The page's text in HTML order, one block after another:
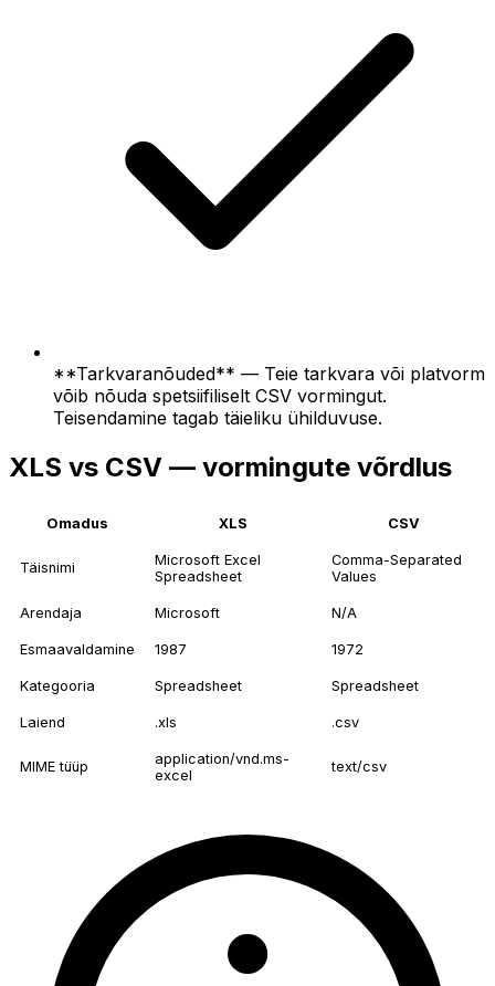
**Tarkvaranõuded** — Teie tarkvara või platvorm
võib nõuda spetsiifiliselt CSV vormingut.
Teisendamine tagab täieliku ühilduvuse.
XLS vs CSV — vormingute võrdlus
Omadus XLS CSV
Täisnimi
Microsoft Excel
Spreadsheet
Comma-Separated
Values
Arendaja Microsoft N/A
Esmaavaldamine 1987 1972
Kategooria Spreadsheet Spreadsheet
Laiend .xls .csv
MIME tüüp
application/vnd.ms-
excel
text/csv